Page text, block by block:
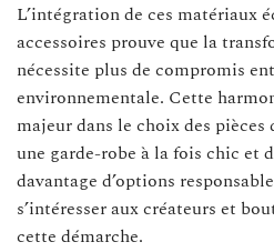
L’intégration de ces matériaux
accessoires prouve que la
nécessite plus de compromis
environnementale. Cette
majeur dans le choix des
une garde-robe à la fois chic et
davantage d’options
s’intéresser aux créateurs et
cette démarche.